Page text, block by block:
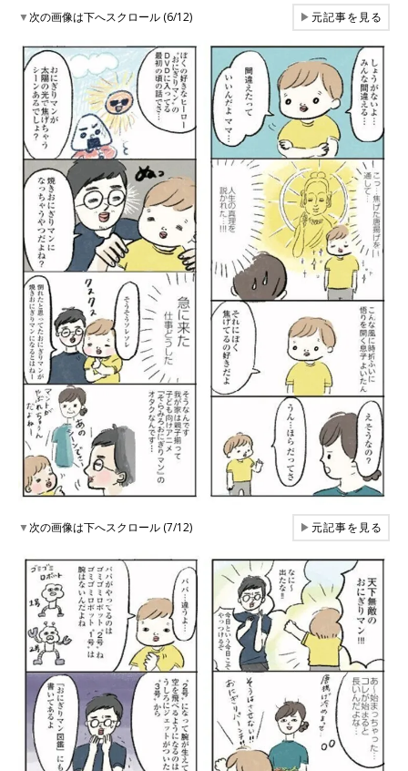
▼次の画像は下へスクロール (6/12) ▶元記事を見る
▼次の画像は下へスクロール (7/12) ▶元記事を見る